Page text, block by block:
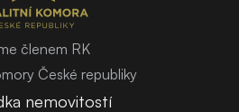
členem RK
České republiky
nemovitostí